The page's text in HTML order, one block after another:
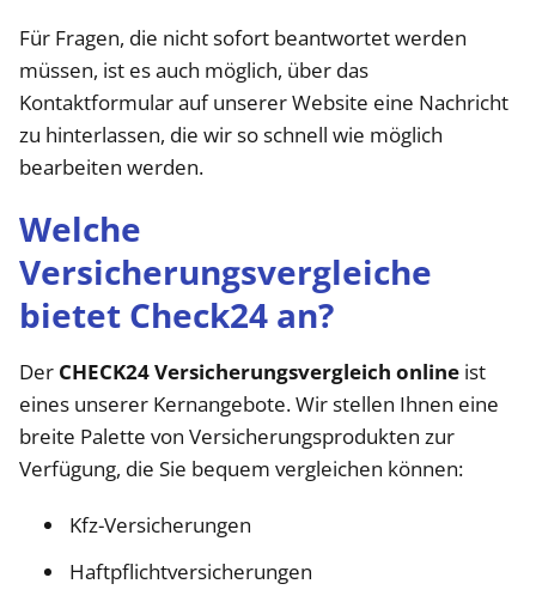
Für Fragen, die nicht sofort beantwortet werden
müssen, ist es auch möglich, über das
Kontaktformular auf unserer Website eine Nachricht
zu hinterlassen, die wir so schnell wie möglich
bearbeiten werden.
Welche
Versicherungsvergleiche
bietet Check24 an?
Der CHECK24 Versicherungsvergleich online ist
eines unserer Kernangebote. Wir stellen Ihnen eine
breite Palette von Versicherungsprodukten zur
Verfügung, die Sie bequem vergleichen können:
Kfz-Versicherungen
Haftpflichtversicherungen